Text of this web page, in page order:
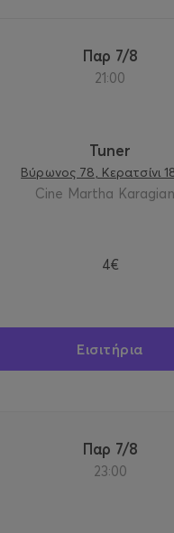
Παρ 7/8
21:00
Tuner
Βύρωνος 78, Κερατσίνι
Cine Martha
4€
Εισιτήρια
Παρ 7/8
23:00